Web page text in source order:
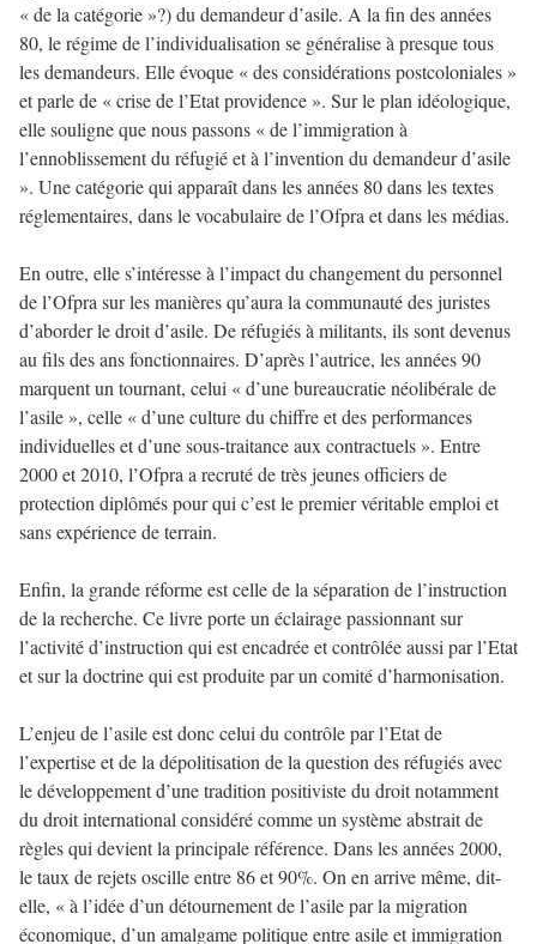
« de la catégorie »?) du demandeur d’asile. A la fin des années
80, le régime de l’individualisation se généralise à presque tous
les demandeurs. Elle évoque « des considérations postcoloniales »
et parle de « crise de l’Etat providence ». Sur le plan idéologique,
elle souligne que nous passons « de l’immigration à
l’ennoblissement du réfugié et à l’invention du demandeur d’asile
». Une catégorie qui apparaît dans les années 80 dans les textes
réglementaires, dans le vocabulaire de l’Ofpra et dans les médias.
En outre, elle s’intéresse à l’impact du changement du personnel
de l’Ofpra sur les manières qu’aura la communauté des juristes
d’aborder le droit d’asile. De réfugiés à militants, ils sont devenus
au fils des ans fonctionnaires. D’après l’autrice, les années 90
marquent un tournant, celui « d’une bureaucratie néolibérale de
l’asile », celle « d’une culture du chiffre et des performances
individuelles et d’une sous-traitance aux contractuels ». Entre
2000 et 2010, l’Ofpra a recruté de très jeunes officiers de
protection diplômés pour qui c’est le premier véritable emploi et
sans expérience de terrain.
Enfin, la grande réforme est celle de la séparation de l’instruction
de la recherche. Ce livre porte un éclairage passionnant sur
l’activité d’instruction qui est encadrée et contrôlée aussi par l’Etat
et sur la doctrine qui est produite par un comité d’harmonisation.
L’enjeu de l’asile est donc celui du contrôle par l’Etat de
l’expertise et de la dépolitisation de la question des réfugiés avec
le développement d’une tradition positiviste du droit notamment
du droit international considéré comme un système abstrait de
règles qui devient la principale référence. Dans les années 2000,
le taux de rejets oscille entre 86 et 90%. On en arrive même, dit-
elle, « à l’idée d’un détournement de l’asile par la migration
économique, d’un amalgame politique entre asile et immigration